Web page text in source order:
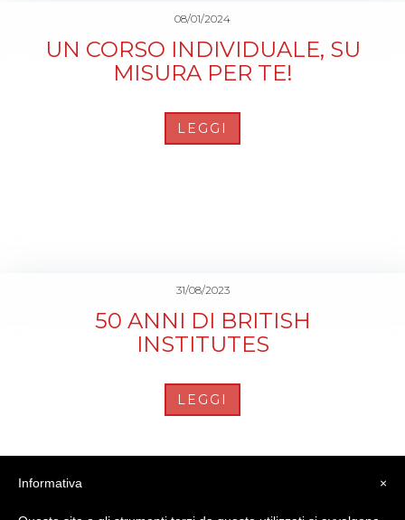
08/01/2024
UN CORSO INDIVIDUALE, SU
MISURA PER TE!
LEGGI
31/08/2023
50 ANNI DI BRITISH
INSTITUTES
LEGGI
×
Informativa